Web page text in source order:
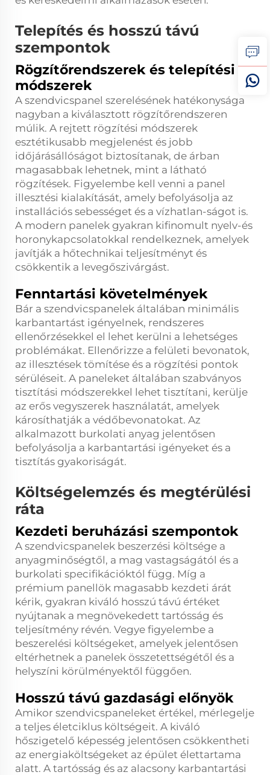
Telepítés és hosszú távú
szempontok
Rögzítőrendszerek és telepítési
módszerek
A szendvicspanel szerelésének hatékonysága
nagyban a kiválasztott rögzítőrendszeren
múlik. A rejtett rögzítési módszerek
esztétikusabb megjelenést és jobb
időjárásállóságot biztosítanak, de árban
magasabbak lehetnek, mint a látható
rögzítések. Figyelembe kell venni a panel
illesztési kialakítását, amely befolyásolja az
installációs sebességet és a vízhatlan-ságot is.
A modern panelek gyakran kifinomult nyelv-és
horonykapcsolatokkal rendelkeznek, amelyek
javítják a hőtechnikai teljesítményt és
csökkentik a levegőszivárgást.
Fenntartási követelmények
Bár a szendvicspanelek általában minimális
karbantartást igényelnek, rendszeres
ellenőrzésekkel el lehet kerülni a lehetséges
problémákat. Ellenőrizze a felületi bevonatok,
az illesztések tömítése és a rögzítési pontok
sérüléseit. A paneleket általában szabványos
tisztítási módszerekkel lehet tisztítani, kerülje
az erős vegyszerek használatát, amelyek
károsíthatják a védőbevonatokat. Az
alkalmazott burkolati anyag jelentősen
befolyásolja a karbantartási igényeket és a
tisztítás gyakoriságát.
Költségelemzés és megtérülési
ráta
Kezdeti beruházási szempontok
A szendvicspanelek beszerzési költsége a
anyagminőségtől, a mag vastagságától és a
burkolati specifikációktól függ. Míg a
prémium panellök magasabb kezdeti árát
kérik, gyakran kiváló hosszú távú értéket
nyújtanak a megnövekedett tartósság és
teljesítmény révén. Vegye figyelembe a
beszerelési költségeket, amelyek jelentősen
eltérhetnek a panelek összetettségétől és a
helyszíni körülményektől függően.
Hosszú távú gazdasági előnyök
Amikor szendvicspaneleket értékel, mérlegelje
a teljes életciklus költségeit. A kiváló
hőszigetelő képesség jelentősen csökkentheti
az energiaköltségeket az épület élettartama
alatt. A tartósság és az alacsony karbantartási